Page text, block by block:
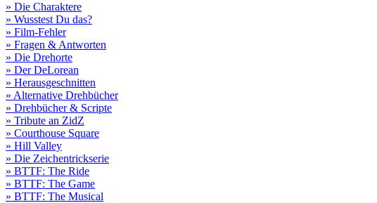
» Die Charaktere
» Wusstest Du das?
» Film-Fehler
» Fragen & Antworten
» Die Drehorte
» Der DeLorean
» Herausgeschnitten
» Alternative Drehbücher
» Drehbücher & Scripte
» Tribute an ZidZ
» Courthouse Square
» Hill Valley
» Die Zeichentrickserie
» BTTF: The Ride
» BTTF: The Game
» BTTF: The Musical